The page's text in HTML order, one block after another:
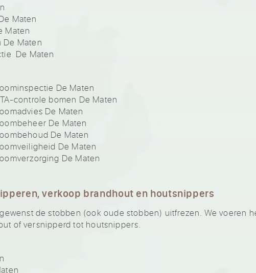
Maten
Maten
Maten
De Maten
De Maten
controle bomen De Maten
De Maten
De Maten
De Maten
De Maten
De Maten
verkoop brandhout en houtsnippers
de stobben (ook oude stobben) uitfrezen. We voeren
of versnipperd tot houtsnippers.